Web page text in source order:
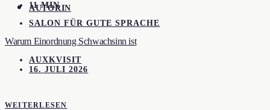
AUTORIN
11 MIN
SALON FÜR GUTE SPRACHE
Warum Einordnung Schwachsinn ist
AUXKVISIT
16. JULI 2026
WEITERLESEN